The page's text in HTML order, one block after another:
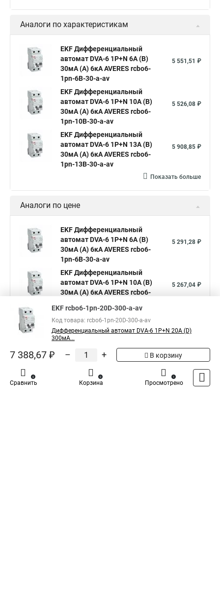
Аналоги по характеристикам
EKF Дифференциальный
автомат DVA-6 1P+N 6А (B)
30мА (A) 6кА AVERES rcbo6-
1pn-6B-30-a-av
5 551,51 ₽
EKF Дифференциальный
автомат DVA-6 1P+N 10А (B)
30мА (A) 6кА AVERES rcbo6-
1pn-10B-30-a-av
5 526,08 ₽
EKF Дифференциальный
автомат DVA-6 1P+N 13А (B)
30мА (A) 6кА AVERES rcbo6-
1pn-13B-30-a-av
5 908,85 ₽
Показать больше
Аналоги по цене
EKF Дифференциальный
автомат DVA-6 1P+N 6А (B)
30мА (A) 6кА AVERES rcbo6-
1pn-6B-30-a-av
5 291,28 ₽
EKF Дифференциальный
автомат DVA-6 1P+N 10А (B)
30мА (A) 6кА AVERES rcbo6-
5 267,04 ₽
автомат DVA-6 1P+N 13А (B)
30мА (A) 6кА AVERES rcbo6-
5 631,87 ₽
Показать больше
EKF rcbo6-1pn-20D-300-a-av
Код товара: rcbo6-1pn-20D-300-a-av
Дифференциальный автомат DVA-6 1P+N 20А (D)
300мА...
7 388,67 ₽ – + В корзину
Сравнить
0
Корзина
0
Просмотрено
1